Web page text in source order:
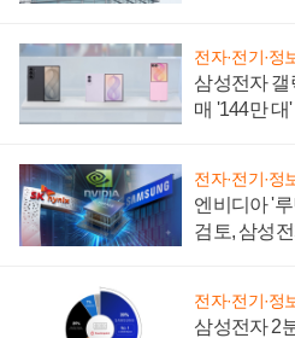
전자·전기·정
삼성전자 갤
매 '144만 대
전자·전기·정
엔비디아 '
검토, 삼성
전자·전기·정
삼성전자 2